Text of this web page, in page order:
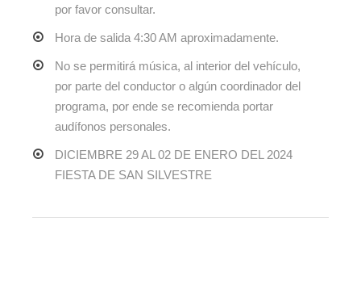
por favor consultar.
Hora de salida 4:30 AM aproximadamente.
No se permitirá música, al interior del vehículo,
por parte del conductor o algún coordinador del
programa, por ende se recomienda portar
audífonos personales.
DICIEMBRE 29 AL 02 DE ENERO DEL 2024
FIESTA DE SAN SILVESTRE